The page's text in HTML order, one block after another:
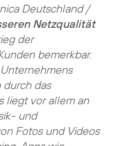
Deutschland /
Netzqualität
der
bemerkbar.
durch das
liegt vor allem an
und
Fotos und Videos